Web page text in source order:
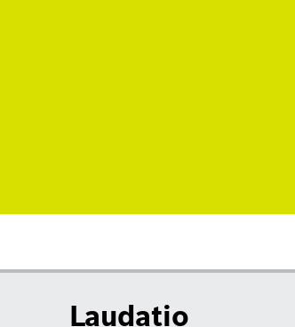
Laudatio